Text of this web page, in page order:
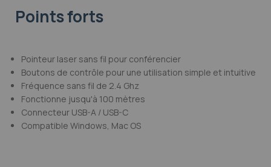
Points forts
Pointeur laser sans fil pour conférencier
Boutons de contrôle pour une utilisation simple et intuitive
Fréquence sans fil de 2.4 Ghz
Fonctionne jusqu'à 100 mètres
Connecteur USB-A / USB-C
Compatible Windows, Mac OS